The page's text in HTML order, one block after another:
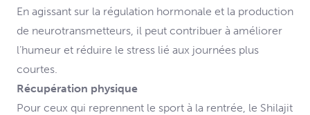
En agissant sur la régulation hormonale et la production
de neurotransmetteurs, il peut contribuer à améliorer
l’humeur et réduire le stress lié aux journées plus
courtes.
Récupération physique
Pour ceux qui reprennent le sport à la rentrée, le Shilajit